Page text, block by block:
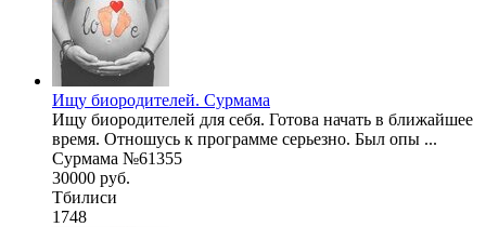
Ищу биородителей. Сурмама
Ищу биородителей для себя. Готова начать в ближайшее
время. Отношусь к программе серьезно. Был опы ...
Сурмама №61355
30000 руб.
Тбилиси
1748